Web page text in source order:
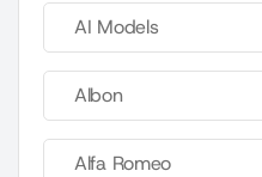
AI Models
Albon
Alfa Romeo